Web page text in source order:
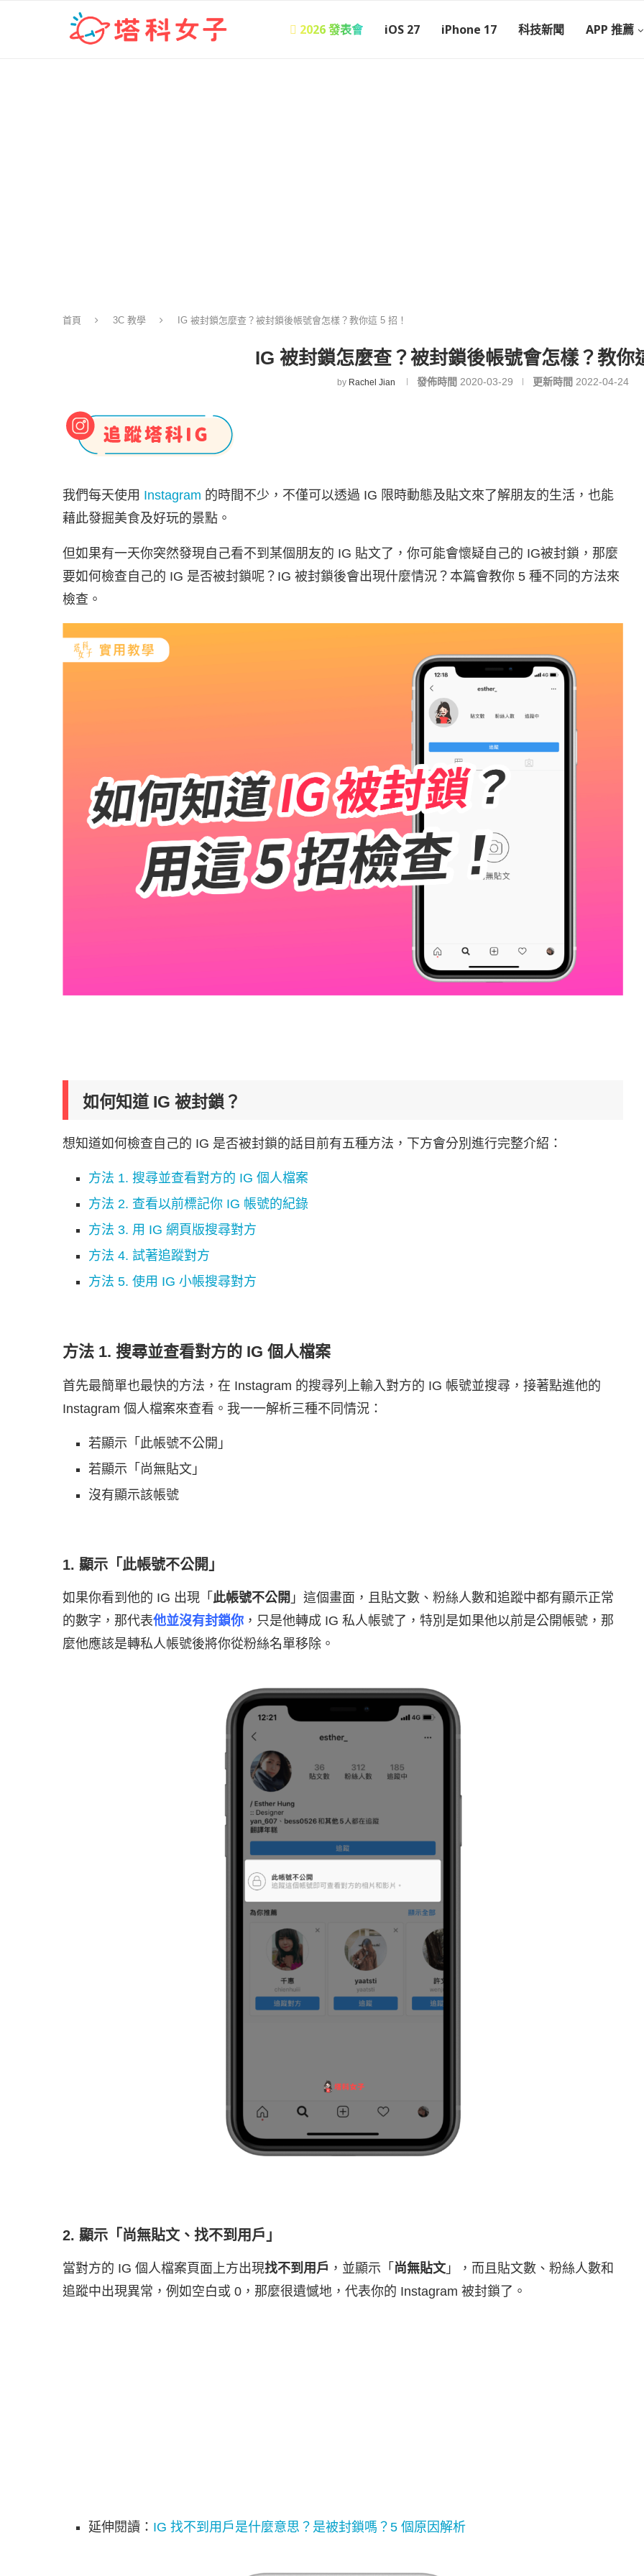
 2026 發表會 iOS 27 iPhone 17 科技新聞 APP 推薦
首頁 3C 教學 IG 被封鎖怎麼查？被封鎖後帳號會怎樣？教你這 5 招！
IG 被封鎖怎麼查？被封鎖後帳號會怎樣？教你
by Rachel Jian 發佈時間 2020-03-29 更新時間 2022-04-24
我們每天使用 Instagram 的時間不少，不僅可以透過 IG 限時動態及貼文來了解朋友的生活，也能
藉此發掘美食及好玩的景點。
但如果有一天你突然發現自己看不到某個朋友的 IG 貼文了，你可能會懷疑自己的 IG被封鎖，那麼
要如何檢查自己的 IG 是否被封鎖呢？IG 被封鎖後會出現什麼情況？本篇會教你 5 種不同的方法來
檢查。
如何知道 IG 被封鎖？
想知道如何檢查自己的 IG 是否被封鎖的話目前有五種方法，下方會分別進行完整介紹：
方法 1. 搜尋並查看對方的 IG 個人檔案
方法 2. 查看以前標記你 IG 帳號的紀錄
方法 3. 用 IG 網頁版搜尋對方
方法 4. 試著追蹤對方
方法 5. 使用 IG 小帳搜尋對方
方法 1. 搜尋並查看對方的 IG 個人檔案
首先最簡單也最快的方法，在 Instagram 的搜尋列上輸入對方的 IG 帳號並搜尋，接著點進他的
Instagram 個人檔案來查看。我一一解析三種不同情況：
若顯示「此帳號不公開」
若顯示「尚無貼文」
沒有顯示該帳號
1. 顯示「此帳號不公開」
如果你看到他的 IG 出現「 此帳號不公開 」這個畫面，且貼文數、粉絲人數和追蹤中都有顯示正常
的數字，那代表他並沒有封鎖你 ，只是他轉成 IG 私人帳號了，特別是如果他以前是公開帳號，那
麼他應該是轉私人帳號後將你從粉絲名單移除。
2. 顯示「尚無貼文、找不到用戶」
當對方的 IG 個人檔案頁面上方出現找不到用戶 ，並顯示「 尚無貼文」，而且貼文數、粉絲人數和
追蹤中出現異常，例如空白或 0，那麼很遺憾地，代表你的 Instagram 被封鎖了。
延伸閱讀： IG 找不到用戶是什麼意思？是被封鎖嗎？5 個原因解析